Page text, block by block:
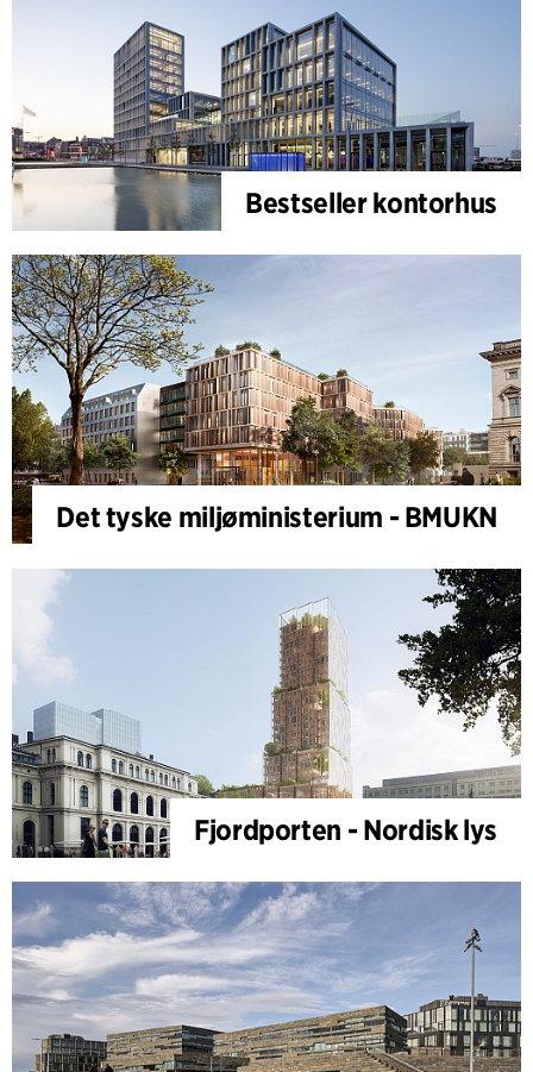
Bestseller kontorhus
Det tyske miljøministerium - BMUKN
Fjordporten - Nordisk lys